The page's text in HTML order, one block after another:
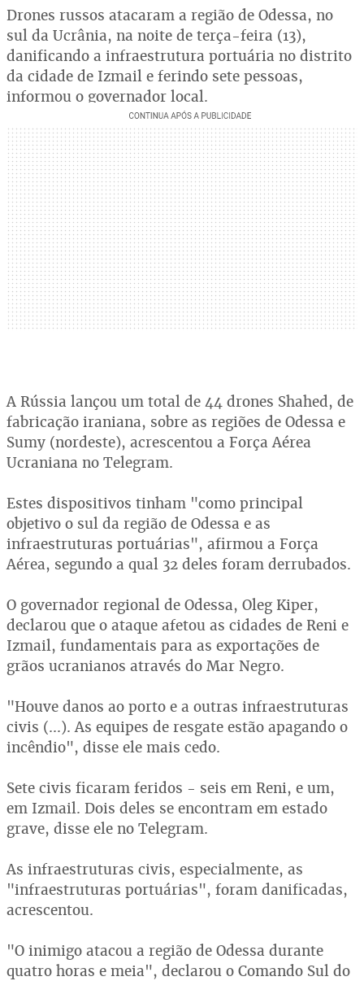
Drones russos atacaram a região de Odessa, no
sul da Ucrânia, na noite de terça-feira (13),
danificando a infraestrutura portuária no distrito
da cidade de Izmail e ferindo sete pessoas,
informou o governador local.
A Rússia lançou um total de 44 drones Shahed, de
fabricação iraniana, sobre as regiões de Odessa e
Sumy (nordeste), acrescentou a Força Aérea
Ucraniana no Telegram.
Estes dispositivos tinham "como principal
objetivo o sul da região de Odessa e as
infraestruturas portuárias", afirmou a Força
Aérea, segundo a qual 32 deles foram derrubados.
O governador regional de Odessa, Oleg Kiper,
declarou que o ataque afetou as cidades de Reni e
Izmail, fundamentais para as exportações de
grãos ucranianos através do Mar Negro.
"Houve danos ao porto e a outras infraestruturas
civis (...). As equipes de resgate estão apagando o
incêndio", disse ele mais cedo.
Sete civis ficaram feridos - seis em Reni, e um,
em Izmail. Dois deles se encontram em estado
grave, disse ele no Telegram.
As infraestruturas civis, especialmente, as
"infraestruturas portuárias", foram danificadas,
acrescentou.
"O inimigo atacou a região de Odessa durante
quatro horas e meia", declarou o Comando Sul do